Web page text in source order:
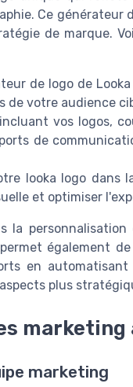
Ce générateur
de marque.
de logo de
votre audience
vos logos,
de
looka logo dans
et optimiser
la
également
en
plus
marketing
marketing